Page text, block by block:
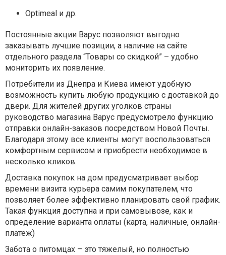
Optimeal и др.
Постоянные акции Варус позволяют выгодно
заказывать лучшие позиции, а наличие на сайте
отдельного раздела “Товары со скидкой” – удобно
мониторить их появление.
Потребители из Днепра и Киева имеют удобную
возможность купить любую продукцию с доставкой до
двери. Для жителей других уголков страны
руководство магазина Варус предусмотрело функцию
отправки онлайн-заказов посредством Новой Почты.
Благодаря этому все клиенты могут воспользоваться
комфортным сервисом и приобрести необходимое в
несколько кликов.
Доставка покупок на дом предусматривает выбор
времени визита курьера самим покупателем, что
позволяет более эффективно планировать свой график.
Такая функция доступна и при самовывозе, как и
определение варианта оплаты (карта, наличные, онлайн-
платеж)
Забота о питомцах – это тяжелый, но полностью